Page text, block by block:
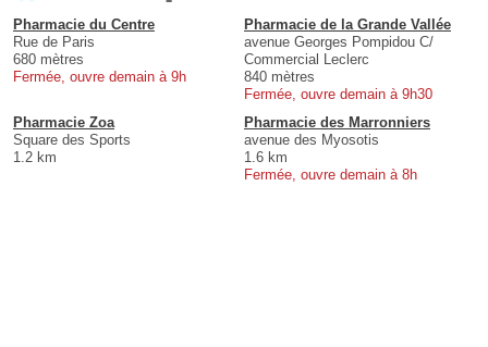
Pharmacie du Centre
Rue de Paris
680 mètres
Fermée, ouvre demain à 9h
Pharmacie de la Grande Vallée
avenue Georges Pompidou C/
Commercial Leclerc
840 mètres
Fermée, ouvre demain à 9h30
Pharmacie Zoa
Square des Sports
1.2 km
Pharmacie des Marronniers
avenue des Myosotis
1.6 km
Fermée, ouvre demain à 8h